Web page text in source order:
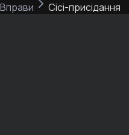
Вправи
Сісі-присідання